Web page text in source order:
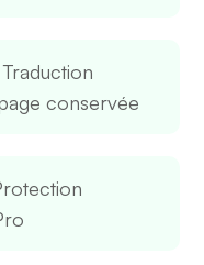
conservée